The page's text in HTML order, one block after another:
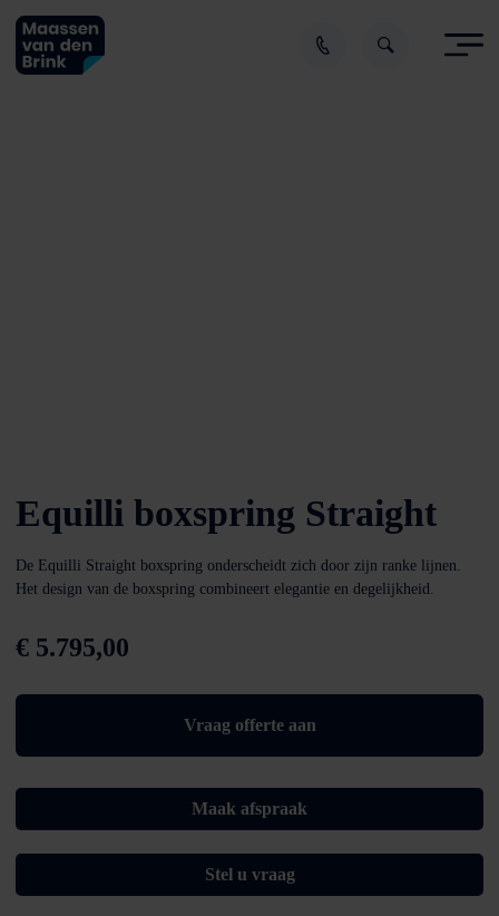
Equilli boxspring Straight
De Equilli Straight boxspring onderscheidt zich door zijn ranke lijnen.
Het design van de boxspring combineert elegantie en degelijkheid.
€ 5.795,00
Vraag offerte aan
Maak afspraak
Stel u vraag